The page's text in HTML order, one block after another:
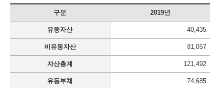
구분 2019년
유동자산 40,435
비유동자산 81,057
자산총계 121,492
유동부채 74,685